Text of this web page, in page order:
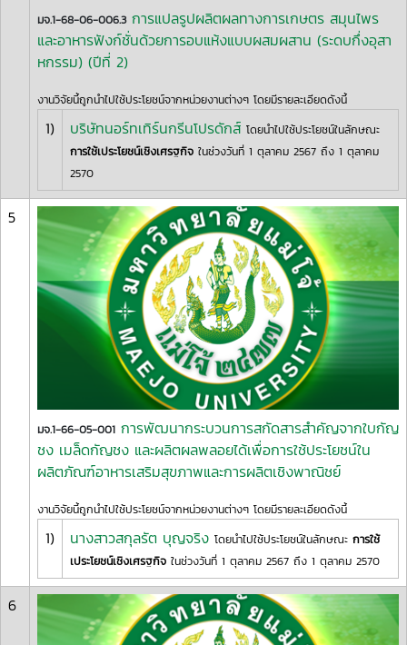
มจ.1-68-06-006.3 การแปลรูปผลิตผลทางการเกษตร สมุนไพร
และอาหารฟังก์ชั่นด้วยการอบแห้งแบบผสมผสาน (ระดบกึ่งอุสา
หกรรม) (ปีที่ 2)
งานวิจัยนี้ถูกนำไปใช้ประโยชน์จากหน่วยงานต่างๆ โดยมีรายละเอียดดังนี้
1) บริษัทนอร์ทเทิร์นกรีนโปรดักส์ โดยนำไปใช้ประโยชน์ในลักษณะ
การใช้เประโยชน์เชิงเศรฐกิจ ในช่วงวันที่ 1 ตุลาคม 2567 ถึง 1 ตุลาคม
2570
5
มจ.1-66-05-001 การพัฒนากระบวนการสกัดสารสำคัญจากใบกัญ
ชง เมล็ดกัญชง และผลิตผลพลอยได้เพื่อการใช้ประโยชน์ใน
ผลิตภัณฑ์อาหารเสริมสุขภาพและการผลิตเชิงพาณิชย์
งานวิจัยนี้ถูกนำไปใช้ประโยชน์จากหน่วยงานต่างๆ โดยมีรายละเอียดดังนี้
1) นางสาวสกุลรัต บุญจริง โดยนำไปใช้ประโยชน์ในลักษณะ การใช้
เประโยชน์เชิงเศรฐกิจ ในช่วงวันที่ 1 ตุลาคม 2567 ถึง 1 ตุลาคม 2570
6